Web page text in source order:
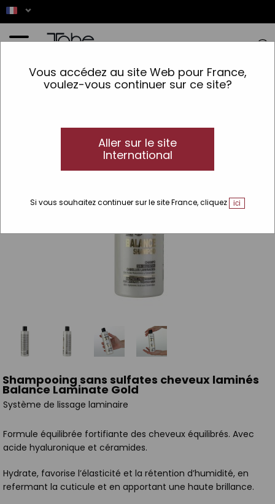
Vous accédez au site Web pour France,
voulez-vous continuer sur ce site?
Aller sur le site
International
Si vous souhaitez continuer sur le site France, cliquez ici
>Cheveux >Type de produit > Shampooing >Sans sulfate > Shampooing
sans sulfates cheveux laminés Balance Laminate Gold
Shampooing sans sulfates cheveux laminés
Balance Laminate Gold
Système de lissage laminaire
Formule équilibrée fortifiante des cheveux équilibrés. Avec
acide hyaluronique et céramides.
Hydrate, favorise l’élasticité et la rétention d’humidité, en
refermant la cuticule et en apportant une haute brillance.